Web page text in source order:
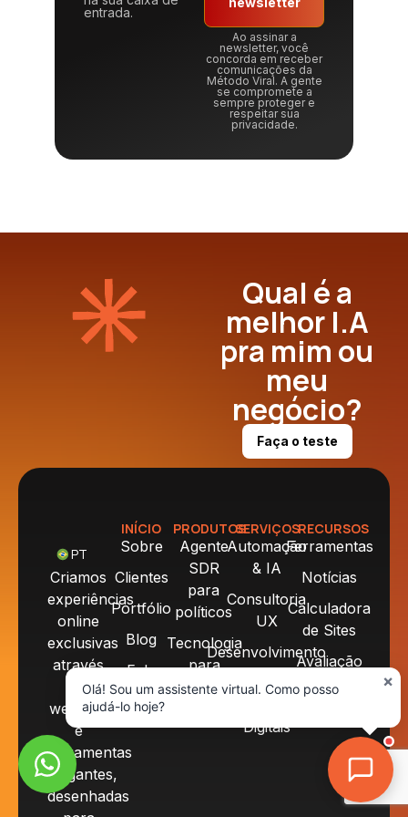
entrada.
Ao assinar a
newsletter, você
concorda em receber
comunicações da
Método Viral. A gente
se compromete a
sempre proteger e
respeitar sua
privacidade.
Qual é a
melhor I.A
pra mim ou
meu
negócio?
Faça o teste
PT
Criamos
experiências
online
exclusivas
através
de
websites
e
ferramentas
elegantes,
desenhadas
INÍCIO
Sobre
Clientes
Portfólio
Blog
Fale
conosco
PRODUTOS
Agente
SDR
para
políticos
Tecnologia
para
dentistas
SERVIÇOS
Automação
& IA
Consultoria
UX
Desenvolvimento
Digitais
RECURSOS
Ferramentas
Notícias
Calculadora
de Sites
Avaliação
Digital
×
Olá! Sou um assistente virtual. Como posso
ajudá-lo hoje?